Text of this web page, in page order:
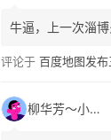
牛逼，上一次淄
评论于 百度地图发布五一景区
柳华芳～小芳侠